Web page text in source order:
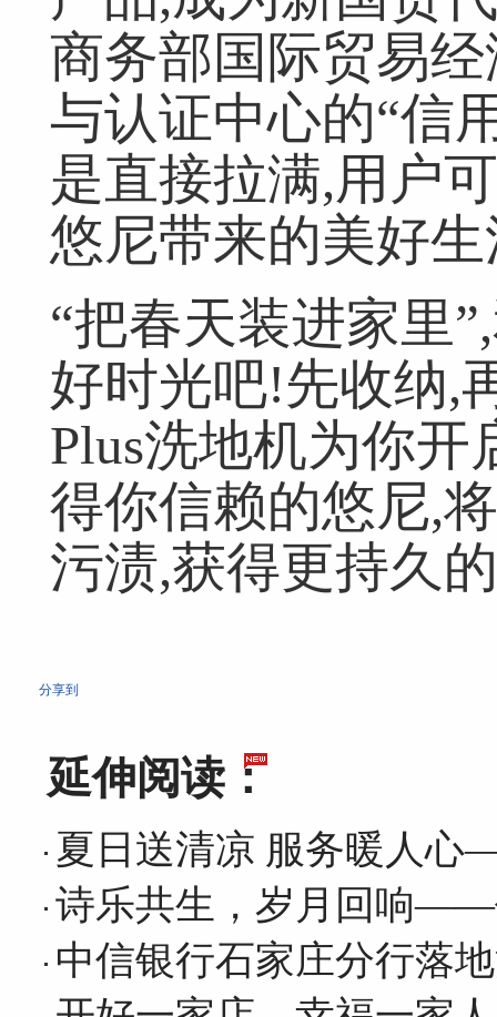
商务部国际贸易
与认证中心的“信
是直接拉满,用户
悠尼带来的美好
“把春天装进家里
好时光吧!先收纳,
Plus洗地机为你
得你信赖的悠尼,
污渍,获得更持久
分享到
延伸阅读：
夏日送清凉 服务暖人
诗乐共生，岁月回响——
中信银行石家庄分行落